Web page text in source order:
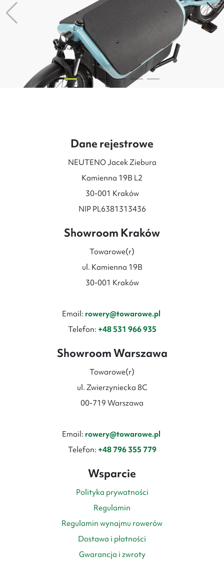
Dane rejestrowe
NEUTENO Jacek Ziebura
Kamienna 19B L2
30-001 Kraków
NIP PL6381313436
Showroom Kraków
Towarowe(r)
ul. Kamienna 19B
30-001 Kraków
Email: rowery@towarowe.pl
Telefon: +48 531 966 935
Showroom Warszawa
Towarowe(r)
ul. Zwierzyniecka 8C
00-719 Warszawa
Email: rowery@towarowe.pl
Telefon: +48 796 355 779
Wsparcie
Polityka prywatności
Regulamin
Regulamin wynajmu rowerów
Dostawa i płatności
Gwarancja i zwroty